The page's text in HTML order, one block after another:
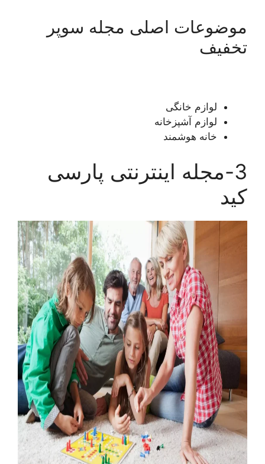
موضوعات اصلی مجله سوپر
تخفیف
لوازم خانگی
لوازم آشپزخانه
خانه هوشمند
3-مجله اینترنتی پارسی
کید